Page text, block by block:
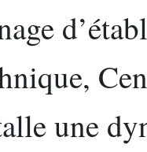
une